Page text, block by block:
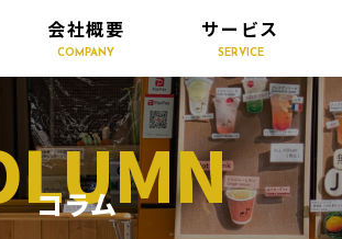
会社概要
COMPANY
サービス
SERVICE
コラム